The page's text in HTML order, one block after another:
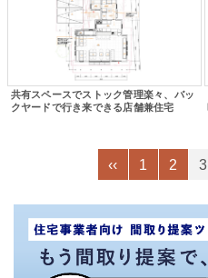
共有スペースでストック管理楽々、バッ
クヤードで行き来できる店舗兼住宅
‹‹ 1 2 3